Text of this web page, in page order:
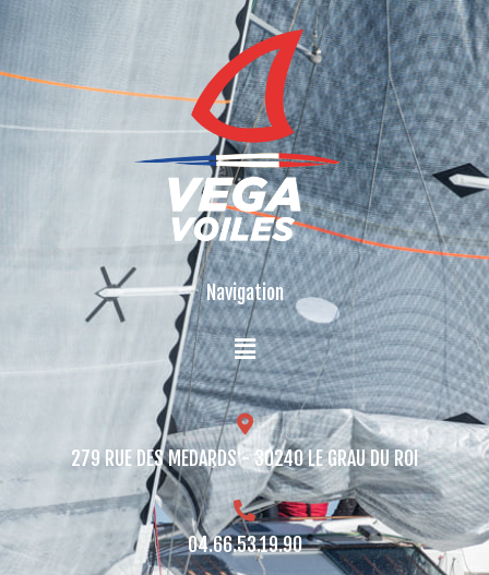
Navigation
279 RUE DES MEDARDS - 30240 LE GRAU DU ROI​
04.66.53.19.90